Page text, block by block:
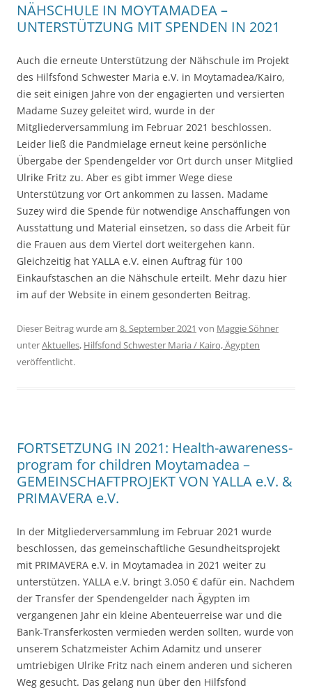
NÄHSCHULE IN MOYTAMADEA –
UNTERSTÜTZUNG MIT SPENDEN IN 2021
Auch die erneute Unterstützung der Nähschule im Projekt
des Hilfsfond Schwester Maria e.V. in Moytamadea/Kairo,
die seit einigen Jahre von der engagierten und versierten
Madame Suzey geleitet wird, wurde in der
Mitgliederversammlung im Februar 2021 beschlossen.
Leider ließ die Pandmielage erneut keine persönliche
Übergabe der Spendengelder vor Ort durch unser Mitglied
Ulrike Fritz zu. Aber es gibt immer Wege diese
Unterstützung vor Ort ankommen zu lassen. Madame
Suzey wird die Spende für notwendige Anschaffungen von
Ausstattung und Material einsetzen, so dass die Arbeit für
die Frauen aus dem Viertel dort weitergehen kann.
Gleichzeitig hat YALLA e.V. einen Auftrag für 100
Einkaufstaschen an die Nähschule erteilt. Mehr dazu hier
im auf der Website in einem gesonderten Beitrag.
Dieser Beitrag wurde am 8. September 2021 von Maggie Söhner
unterAktuelles, Hilfsfond Schwester Maria / Kairo, Ägypten
veröffentlicht.
FORTSETZUNG IN 2021: Health-awareness-
program for children Moytamadea –
GEMEINSCHAFTPROJEKT VON YALLA e.V. &
PRIMAVERA e.V.
In der Mitgliederversammlung im Februar 2021 wurde
beschlossen, das gemeinschaftliche Gesundheitsprojekt
mit PRIMAVERA e.V. in Moytamadea in 2021 weiter zu
unterstützen. YALLA e.V. bringt 3.050 € dafür ein. Nachdem
der Transfer der Spendengelder nach Ägypten im
vergangenen Jahr ein kleine Abenteuerreise war und die
Bank-Transferkosten vermieden werden sollten, wurde von
unserem Schatzmeister Achim Adamitz und unserer
umtriebigen Ulrike Fritz nach einem anderen und sicheren
Weg gesucht. Das gelang nun über den Hilfsfond